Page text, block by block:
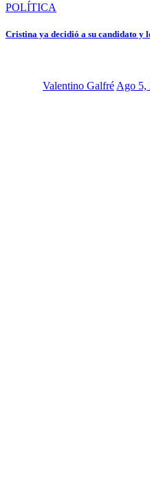
POLÍTICA
Cristina ya decidió a su candidato y
Valentino Galfré Ago 5,